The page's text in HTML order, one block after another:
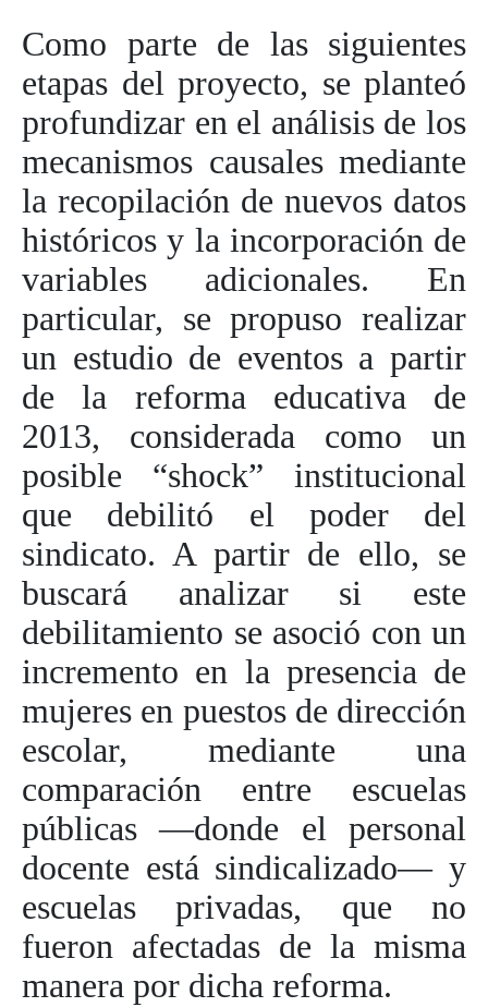
Como parte de las siguientes
etapas del proyecto, se planteó
profundizar en el análisis de los
mecanismos causales mediante
la recopilación de nuevos datos
históricos y la incorporación de
variables adicionales. En
particular, se propuso realizar
un estudio de eventos a partir
de la reforma educativa de
2013, considerada como un
posible “shock” institucional
que debilitó el poder del
sindicato. A partir de ello, se
buscará analizar si este
debilitamiento se asoció con un
incremento en la presencia de
mujeres en puestos de dirección
escolar, mediante una
comparación entre escuelas
públicas —donde el personal
docente está sindicalizado— y
escuelas privadas, que no
fueron afectadas de la misma
manera por dicha reforma.